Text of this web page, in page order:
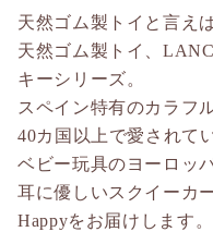
天然ゴム製トイと言え
天然ゴム製トイ、
キーシリーズ。
スペイン特有のカラフ
40カ国以上で愛されて
ベビー玩具のヨーロッ
耳に優しいスクイーカ
Happyをお届けします。